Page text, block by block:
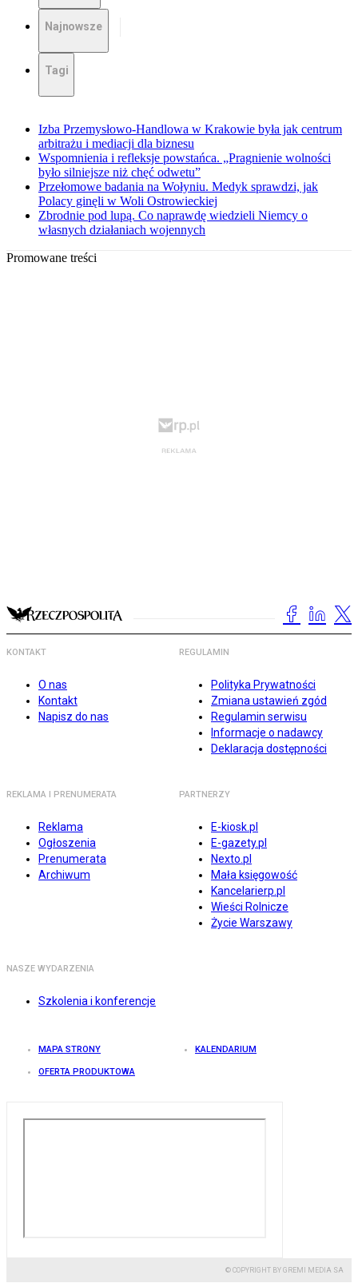
Najnowsze
Tagi
Izba Przemysłowo-Handlowa w Krakowie była jak centrum
arbitrażu i mediacji dla biznesu
Wspomnienia i refleksje powstańca. „Pragnienie wolności
było silniejsze niż chęć odwetu”
Przełomowe badania na Wołyniu. Medyk sprawdzi, jak
Polacy ginęli w Woli Ostrowieckiej
Zbrodnie pod lupą. Co naprawdę wiedzieli Niemcy o
własnych działaniach wojennych
Promowane treści
KONTAKT
O nas
Kontakt
Napisz do nas
REGULAMIN
Polityka Prywatności
Zmiana ustawień zgód
Regulamin serwisu
Informacje o nadawcy
Deklaracja dostępności
REKLAMA I PRENUMERATA
Reklama
Ogłoszenia
Prenumerata
Archiwum
PARTNERZY
E-kiosk.pl
E-gazety.pl
Nexto.pl
Mała księgowość
Kancelarierp.pl
Wieści Rolnicze
Życie Warszawy
NASZE WYDARZENIA
Szkolenia i konferencje
MAPA STRONY KALENDARIUM
OFERTA PRODUKTOWA
© COPYRIGHT BY GREMI MEDIA SA